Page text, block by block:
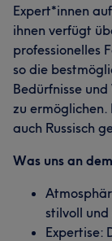
Expert*innen
ihnen verfügt
professionelles
so die
Bedürfnisse
zu ermöglichen.
auch Russisch
Was uns an
stilvoll
Expertise: